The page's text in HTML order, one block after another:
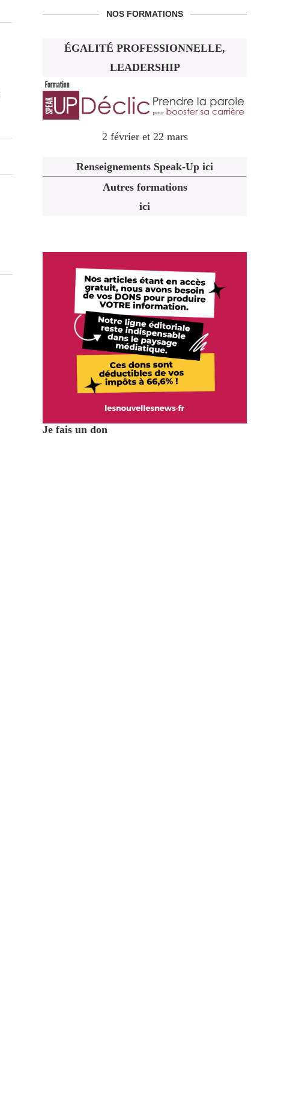
NOS FORMATIONS
ÉGALITÉ PROFESSIONNELLE,
LEADERSHIP
2 février et 22 mars
Renseignements Speak-Up ici
Autres formations
ici
Je fais un don